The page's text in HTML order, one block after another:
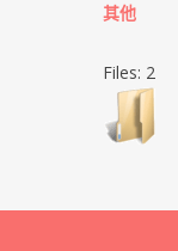
其他
Files: 2